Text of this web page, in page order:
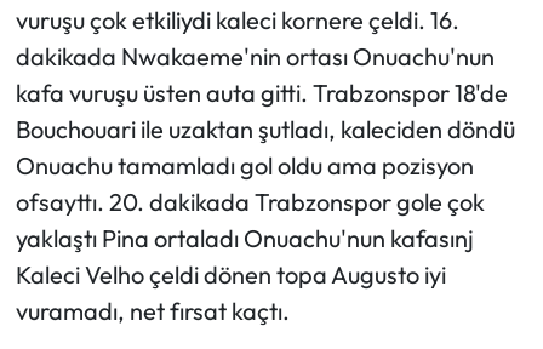
vuruşu çok etkiliydi kaleci kornere çeldi. 16.
dakikada Nwakaeme'nin ortası Onuachu'nun
kafa vuruşu üsten auta gitti. Trabzonspor 18'de
Bouchouari ile uzaktan şutladı, kaleciden döndü
Onuachu tamamladı gol oldu ama pozisyon
ofsayttı. 20. dakikada Trabzonspor gole çok
yaklaştı Pina ortaladı Onuachu'nun kafasınj
Kaleci Velho çeldi dönen topa Augusto iyi
vuramadı, net fırsat kaçtı.